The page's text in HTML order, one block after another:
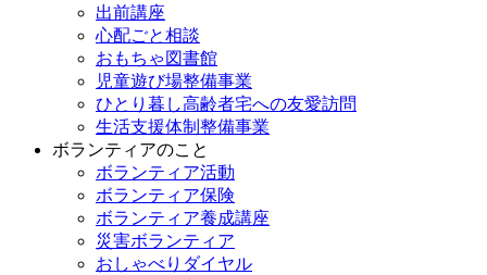
出前講座
心配ごと相談
おもちゃ図書館
児童遊び場整備事業
ひとり暮し高齢者宅への友愛訪問
生活支援体制整備事業
ボランティアのこと
ボランティア活動
ボランティア保険
ボランティア養成講座
災害ボランティア
おしゃべりダイヤル